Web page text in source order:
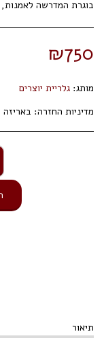
בוגרת המדרשה לאמנות,
₪750
מותג: גלריית יוצרים
מדיניות החזרה: באריזה
תיאור